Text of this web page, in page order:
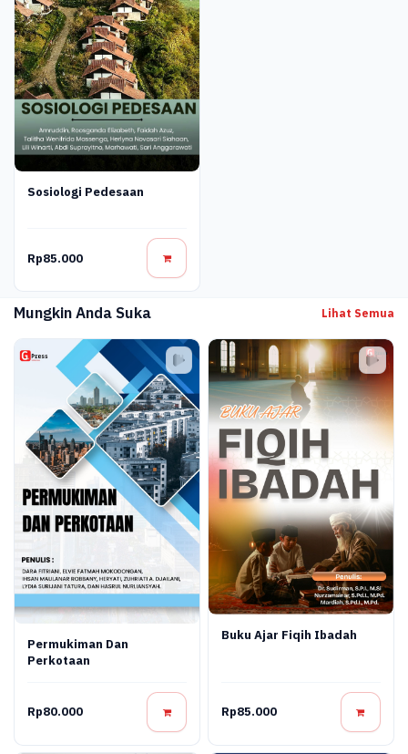
Sosiologi Pedesaan
Rp85.000
Mungkin Anda Suka Lihat Semua
Permukiman Dan
Perkotaan
Rp80.000
Buku Ajar Fiqih Ibadah
Rp85.000